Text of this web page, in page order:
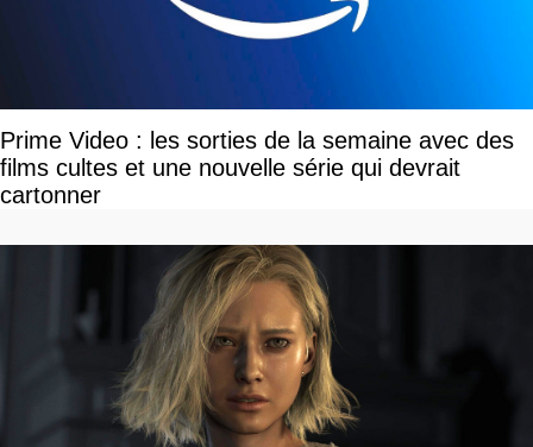
Prime Video : les sorties de la semaine avec des
films cultes et une nouvelle série qui devrait
cartonner